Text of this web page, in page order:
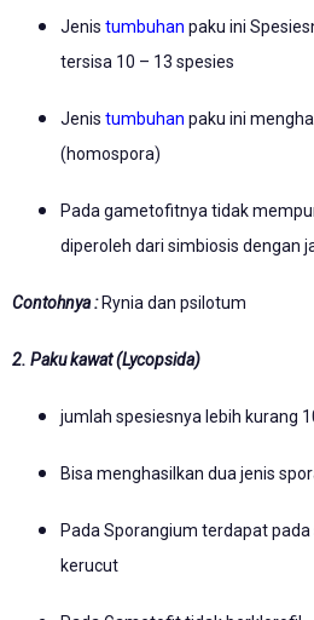
Jenis tumbuhan paku ini
tersisa 10 – 13 spesies
Jenis tumbuhan paku ini
(homospora)
Pada gametofitnya tidak
diperoleh dari simbiosis dengan
Contohnya :Rynia dan psilotum
2. Paku kawat (Lycopsida)
jumlah spesiesnya lebih kurang
Bisa menghasilkan dua jenis
Pada Sporangium terdapat
kerucut